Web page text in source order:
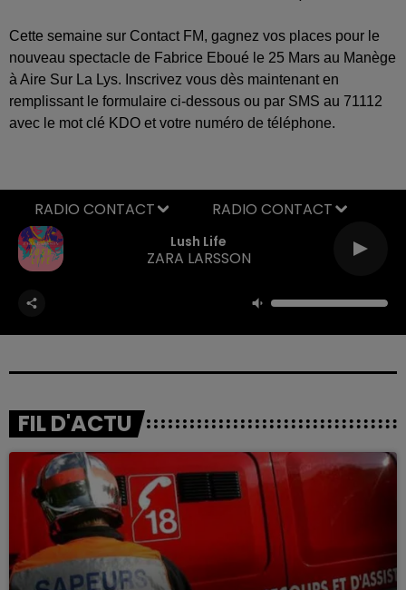
Cette semaine sur Contact FM, gagnez vos places pour le
nouveau spectacle de Fabrice Eboué le 25 Mars au Manège
à Aire Sur La Lys. Inscrivez vous dès maintenant en
remplissant le formulaire ci-dessous ou par SMS au 71112
avec le mot clé KDO et votre numéro de téléphone.
Lush Life
ZARA LARSSON
RADIO CONTACT
FIL D'ACTU